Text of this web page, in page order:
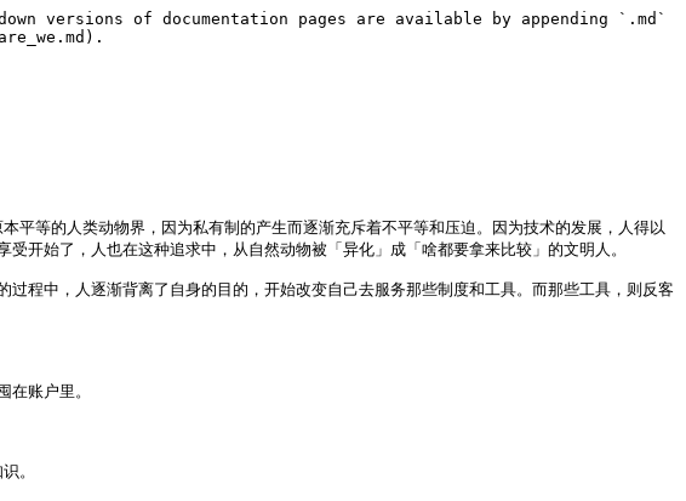
versions of documentation pages are available by appending `.md`
等的人类动物界，因为私有制的产生而逐渐充斥着不平等和压迫。因为技术的发展，人得以
开始了，人也在这种追求中，从自然动物被「异化」成「啥都要拿来比较」的文明人。
程中，人逐渐背离了自身的目的，开始改变自己去服务那些制度和工具。而那些工具，则反客
账户里。
。